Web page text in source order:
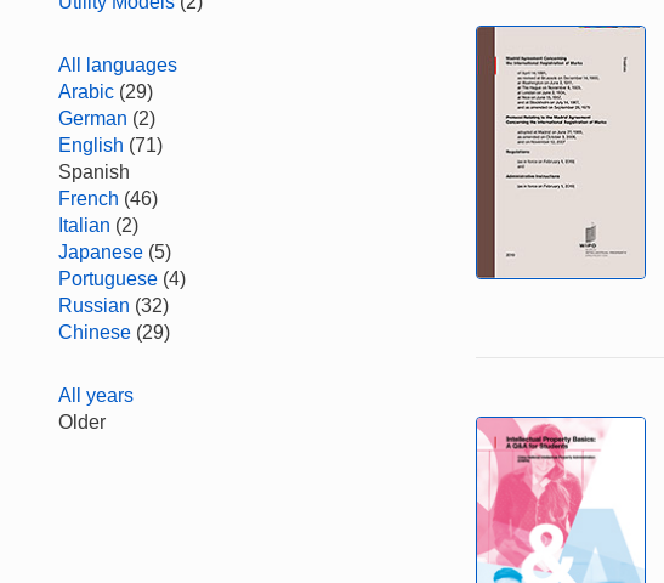
All languages
Arabic (29)
German (2)
English (71)
Spanish
French (46)
Italian (2)
Japanese (5)
Portuguese (4)
Russian (32)
Chinese (29)
All years
Older